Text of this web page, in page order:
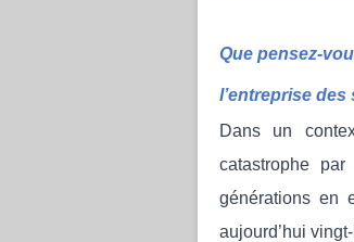
Que pensez-
l’entreprise
Dans un
catastrophe
générations en
aujourd’hui